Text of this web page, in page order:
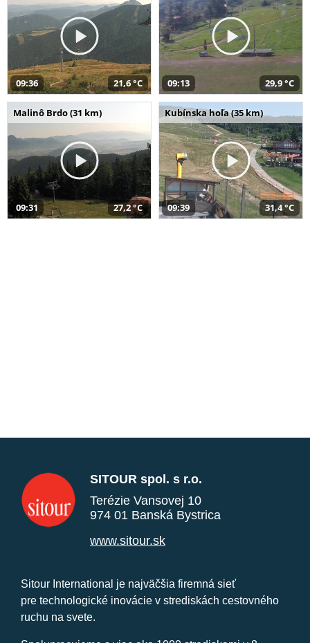
09:36 21,6 °C 09:13 29,9 °C
Malinô Brdo (31 km)
09:31 27,2 °C
Kubínska hoľa (35 km)
09:39 31,4 °C
SITOUR spol. s r.o.
Terézie Vansovej 10
974 01 Banská Bystrica
www.sitour.sk
Sitour International je najväčšia firemná sieť
pre technologické inovácie v strediskách cestovného
ruchu na svete.